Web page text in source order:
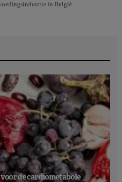
in België……
de cardiometabole